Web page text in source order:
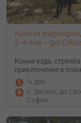
Конна
2-4-ма – до
Конна езда,
приключение в
½ ден
с. Заселе, до
София